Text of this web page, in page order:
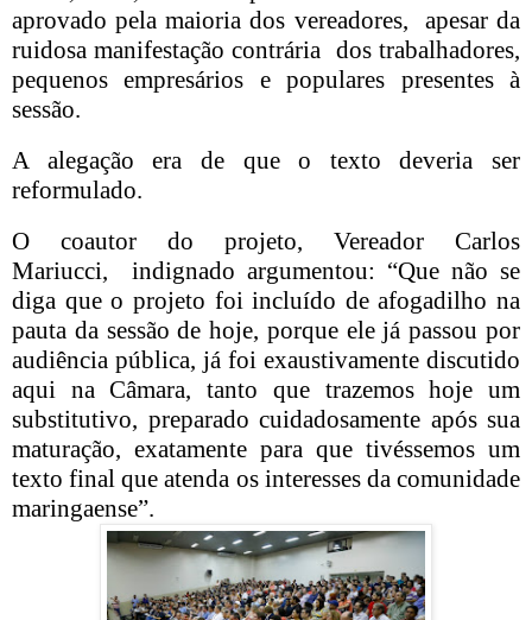
aprovado pela maioria dos vereadores, apesar da
ruidosa manifestação contrária dos trabalhadores,
pequenos empresários e populares presentes à
sessão.
A alegação era de que o texto deveria ser
reformulado.
O coautor do projeto, Vereador Carlos
Mariucci, indignado argumentou: “Que não se
diga que o projeto foi incluído de afogadilho na
pauta da sessão de hoje, porque ele já passou por
audiência pública, já foi exaustivamente discutido
aqui na Câmara, tanto que trazemos hoje um
substitutivo, preparado cuidadosamente após sua
maturação, exatamente para que tivéssemos um
texto final que atenda os interesses da comunidade
maringaense”.